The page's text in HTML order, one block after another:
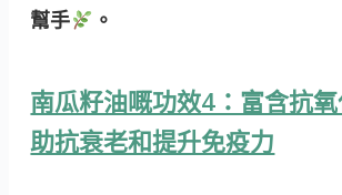
幫手
。
南瓜籽油嘅功效4：富含抗
助抗衰老和提升免疫力